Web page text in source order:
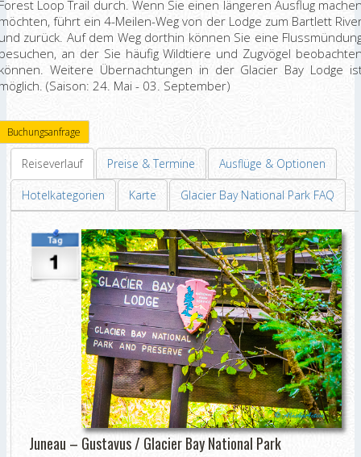
Loop Trail durch. Wenn Sie einen längeren Ausflug
führt ein 4-Meilen-Weg von der Lodge zum Bartlett
zurück. Auf dem Weg dorthin können Sie eine
an der Sie häufig Wildtiere und Zugvögel
Weitere Übernachtungen in der Glacier Bay Lodge
(Saison: 24. Mai - 03. September)
Buchungsanfrage
Reiseverlauf Preise & Termine Ausflüge & Optionen
Hotelkategorien Karte Glacier Bay National Park FAQ
Juneau – Gustavus / Glacier Bay National Park